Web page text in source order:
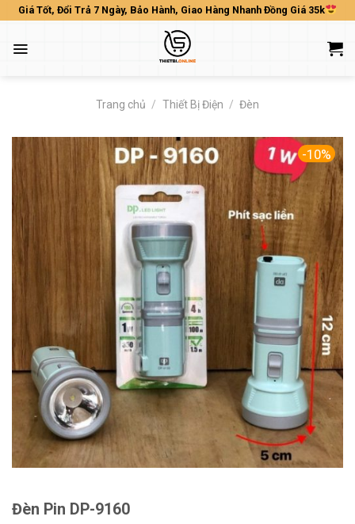
Skip
content
Giá Tốt, Đổi Trả 7 Ngày, Bảo Hành, Giao Hàng Nhanh Đồng Giá 35k
Trang chủ / Thiết Bị Điện / Đèn
-10%
Đèn Pin DP-9160